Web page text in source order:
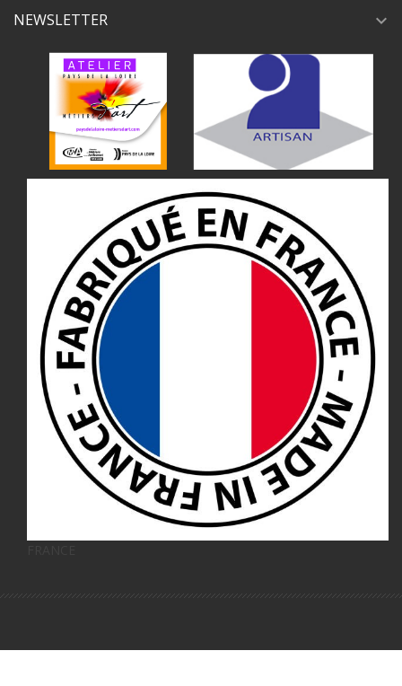
NEWSLETTER expand_more